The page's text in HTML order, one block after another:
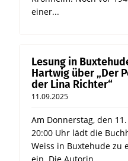
einer...
Lesung in
Hartwig über „Der
der Lina Richter“
11.09.2025
Am Donnerstag, den
20:00 Uhr lädt die
Weiss in Buxtehude zu